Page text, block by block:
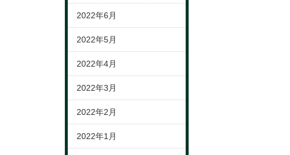
2022年6月
2022年5月
2022年4月
2022年3月
2022年2月
2022年1月